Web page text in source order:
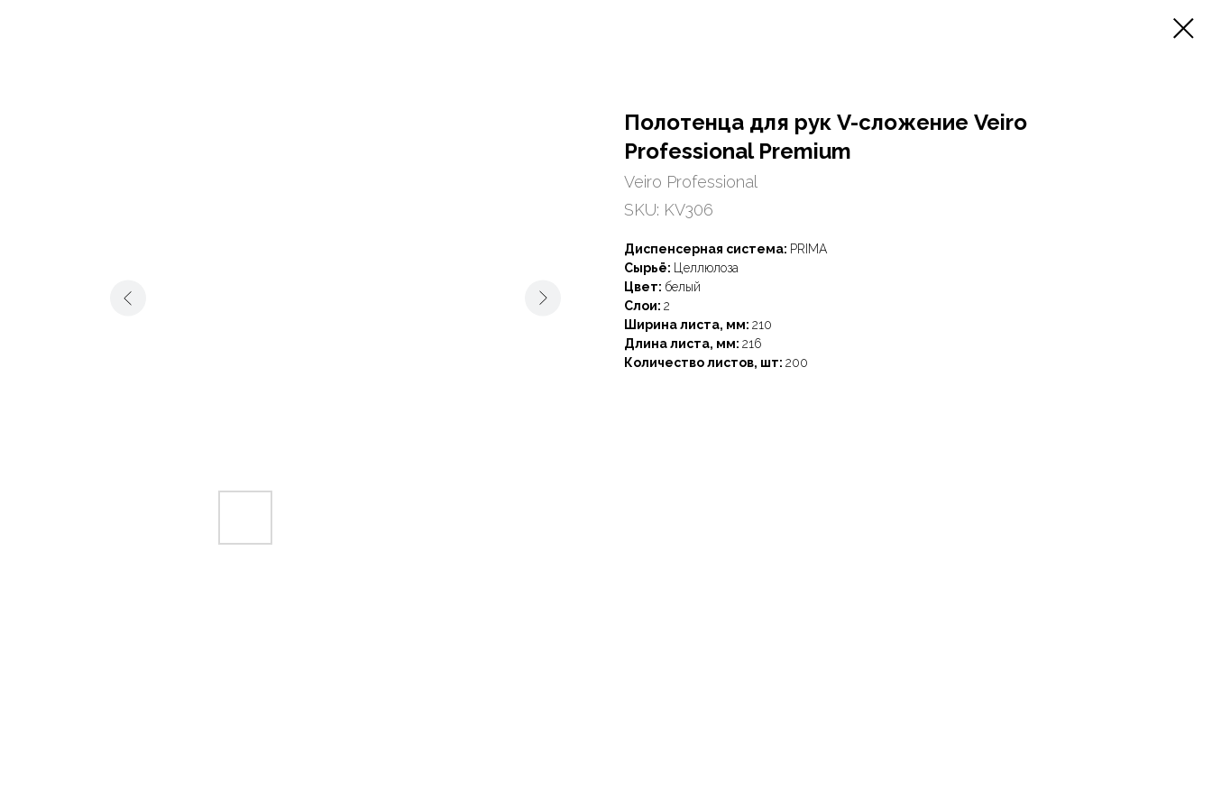
Полотенца для рук V-сложение Veiro
Professional Premium
Veiro Professional
SKU: KV306
Диспенсерная система: PRIMA
Сырьё:
Целлюлоза
Цвет: белый
Слои: 2
Ширина листа, мм: 210
Длина листа, мм: 216
Количество листов, шт: 200